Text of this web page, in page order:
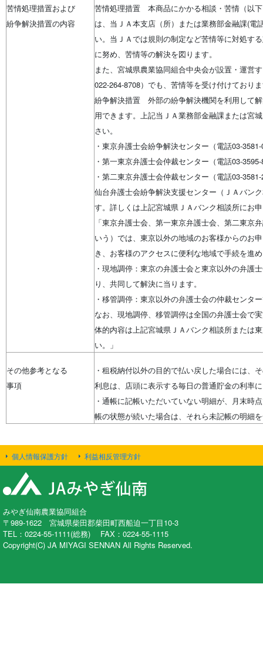
苦情処理措置および
紛争解決措置の内容
苦情処理措置 本商品にかかる相談・苦情（以
は、当ＪＡ本支店（所）または業務部金融課(電
い。当ＪＡでは規則の制定など苦情等に対処す
に努め、苦情等の解決を図ります。
また、宮城県農業協同組合中央会が設置・運営
022-264-8708）でも、苦情等を受け付けており
紛争解決措置 外部の紛争解決機関を利用して
用できます。上記当ＪＡ業務部金融課または宮
さい。
・東京弁護士会紛争解決センター（電話03-
・第一東京弁護士会仲裁センター（電話03-
・第二東京弁護士会仲裁センター（電話03-
仙台弁護士会紛争解決支援センター（ＪＡバン
す。詳しくは上記宮城県ＪＡバンク相談所にお
「東京弁護士会、第一東京弁護士会、第二東京
いう）では、東京以外の地域のお客様からのお
き、お客様のアクセスに便利な地域で手続を進
・現地調停：東京の弁護士会と東京以外の弁護
り、共同して解決に当ります。
・移管調停：東京以外の弁護士会の仲裁センタ
なお、現地調停、移管調停は全国の弁護士会で
体的内容は上記宮城県ＪＡバンク相談所または
い。」
その他参考となる
事項
・租税納付以外の目的で払い戻した場合には、
利息は、店頭に表示する毎日の普通貯金の利率
・通帳に記帳いただいていない明細が、月末時
帳の状態が続いた場合は、それら未記帳の明細
個人情報保護方針 利益相反管理方針
みやぎ仙南農業協同組合
〒989-1622 宮城県柴田郡柴田町西船迫一丁目10-3
TEL：0224-55-1111(総務) FAX：0224-55-1115
Copyright(C) JA MIYAGI SENNAN All Rights Reserved.